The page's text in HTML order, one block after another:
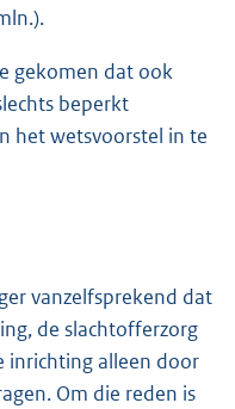
gekomen dat ook
beperkt
het wetsvoorstel in te
vanzelfsprekend dat
de slachtofferzorg
inrichting alleen door
Om die reden is